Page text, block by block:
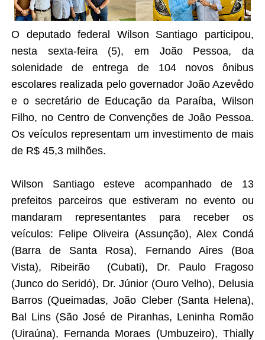
O deputado federal Wilson Santiago participou,
nesta sexta-feira (5), em João Pessoa, da
solenidade de entrega de 104 novos ônibus
escolares realizada pelo governador João Azevêdo
e o secretário de Educação da Paraíba, Wilson
Filho, no Centro de Convenções de João Pessoa.
Os veículos representam um investimento de mais
de R$ 45,3 milhões.
Wilson Santiago esteve acompanhado de 13
prefeitos parceiros que estiveram no evento ou
mandaram representantes para receber os
veículos: Felipe Oliveira (Assunção), Alex Condá
(Barra de Santa Rosa), Fernando Aires (Boa
Vista), Ribeirão (Cubati), Dr. Paulo Fragoso
(Junco do Seridó), Dr. Júnior (Ouro Velho), Delusia
Barros (Queimadas, João Cleber (Santa Helena),
Bal Lins (São José de Piranhas, Leninha Romão
(Uiraúna), Fernanda Moraes (Umbuzeiro), Thially